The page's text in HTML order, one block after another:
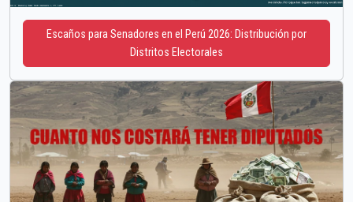
Escaños para Senadores en el Perú 2026: Distribución por
Distritos Electorales